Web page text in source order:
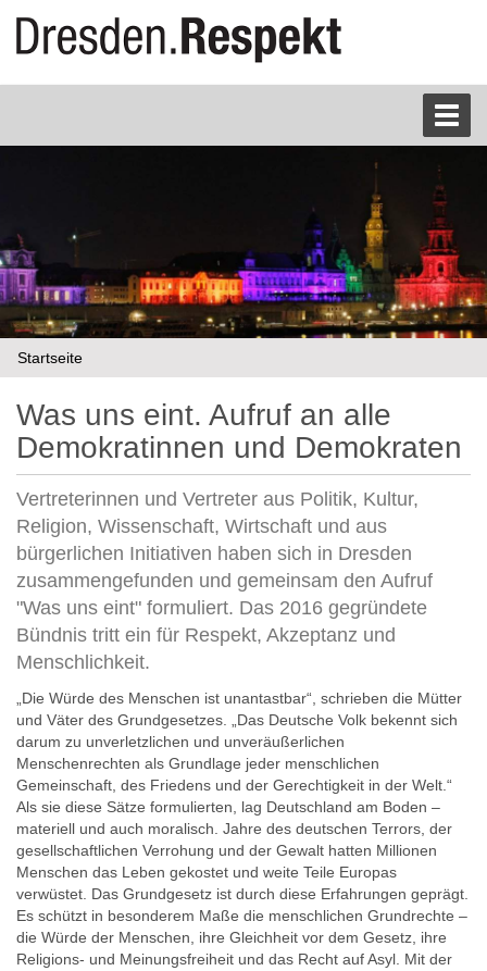
e
n
Startseite
Was uns eint. Aufruf an alle
Demokratinnen und Demokraten
Vertreterinnen und Vertreter aus Politik, Kultur,
Religion, Wissenschaft, Wirtschaft und aus
bürgerlichen Initiativen haben sich in Dresden
zusammengefunden und gemeinsam den Aufruf
"Was uns eint" formuliert. Das 2016 gegründete
Bündnis tritt ein für Respekt, Akzeptanz und
Menschlichkeit.
„Die Würde des Menschen ist unantastbar“, schrieben die Mütter
und Väter des Grundgesetzes. „Das Deutsche Volk bekennt sich
darum zu unverletzlichen und unveräußerlichen
Menschenrechten als Grundlage jeder menschlichen
Gemeinschaft, des Friedens und der Gerechtigkeit in der Welt.“
Als sie diese Sätze formulierten, lag Deutschland am Boden –
materiell und auch moralisch. Jahre des deutschen Terrors, der
gesellschaftlichen Verrohung und der Gewalt hatten Millionen
Menschen das Leben gekostet und weite Teile Europas
verwüstet. Das Grundgesetz ist durch diese Erfahrungen geprägt.
Es schützt in besonderem Maße die menschlichen Grundrechte –
die Würde der Menschen, ihre Gleichheit vor dem Gesetz, ihre
Religions- und Meinungsfreiheit und das Recht auf Asyl. Mit der